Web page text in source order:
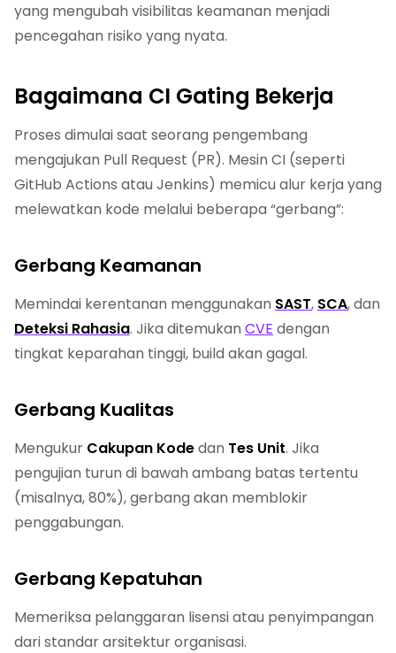
yang mengubah visibilitas keamanan menjadi
pencegahan risiko yang nyata.
Bagaimana CI Gating Bekerja
Proses dimulai saat seorang pengembang
mengajukan Pull Request (PR). Mesin CI (seperti
GitHub Actions atau Jenkins) memicu alur kerja yang
melewatkan kode melalui beberapa “gerbang”:
Gerbang Keamanan
Memindai kerentanan menggunakan SAST, SCA, dan
Deteksi Rahasia. Jika ditemukan CVE dengan
tingkat keparahan tinggi, build akan gagal.
Gerbang Kualitas
Mengukur Cakupan Kodedan Tes Unit. Jika
pengujian turun di bawah ambang batas tertentu
(misalnya, 80%), gerbang akan memblokir
penggabungan.
Gerbang Kepatuhan
Memeriksa pelanggaran lisensi atau penyimpangan
dari standar arsitektur organisasi.